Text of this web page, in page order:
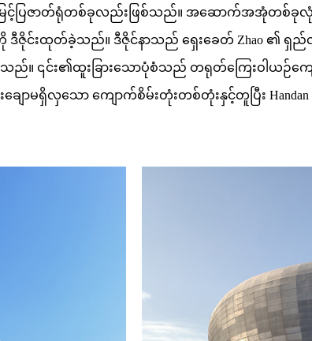
င့်ပြဇာတ်ရုံတစ်ခုလည်းဖြစ်သည်။ အဆောက်အအုံတစ်ခုလုံး
ဇိုင်းထုတ်ခဲ့သည်။ ဒီဇိုင်နာသည် ရှေးခေတ် Zhao ၏ ရှည်လ
ည်။ ၎င်း၏ထူးခြားသောပုံစံသည် တရုတ်ကြေးဝါယဉ်ကျေး
ာမရှိလှသော ကျောက်စိမ်းတုံးတစ်တုံးနှင့်တူပြီး Handan